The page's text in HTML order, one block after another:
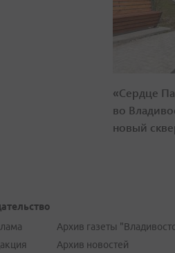
«Сердце
во
новый
Архив газеты
Архив новостей